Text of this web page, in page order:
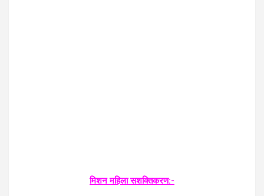
मिशन महिला सशक्तिकरण:-